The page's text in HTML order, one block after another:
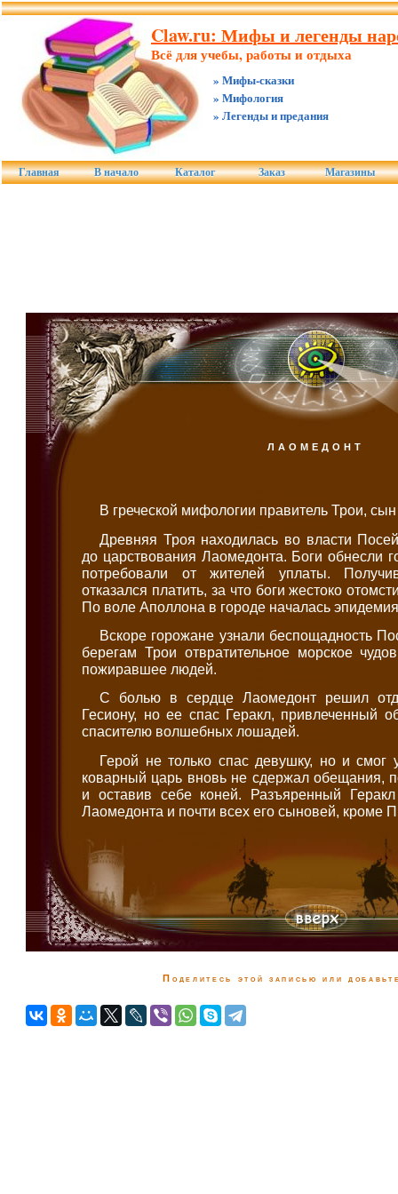
Claw.ru: Мифы и легенды
Всё для учебы, работы и отдыха
» Мифы-сказки
» Мифология
» Легенды и предания
Главная В начало Каталог Заказ Магазины
ЛАОМЕДОНТ
В греческой мифологии правитель Трои,
Древняя Троя находилась во власти
до царствования Лаомедонта. Боги обнесли
потребовали от жителей уплаты.
отказался платить, за что боги жестоко
По воле Аполлона в городе началась
Вскоре горожане узнали беспощадность
берегам Трои отвратительное морское
пожиравшее людей.
С болью в сердце Лаомедонт решил
Гесиону, но ее спас Геракл, привлеченный
спасителю волшебных лошадей.
Герой не только спас девушку, но и смог
коварный царь вновь не сдержал обещания,
и оставив себе коней. Разъяренный
Лаомедонта и почти всех его сыновей, кроме
Поделитесь этой записью или